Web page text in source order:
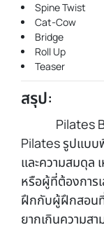
Spine Twist
Cat-Cow
Bridge
Roll Up
Teaser
สรุป:
Pilates
Pilates รูปแบบ
และความสมดุล
หรือผู้ที่ต้องการ
ฝึกกับผู้ฝึกสอนที่
ยากเกินความสา